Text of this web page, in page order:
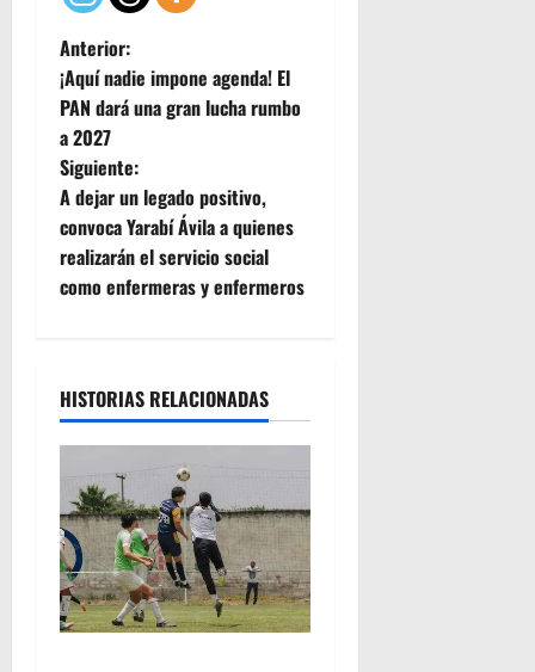
N
a
v
e
g
a
i
ó
n
d
e
Anterior:
¡Aquí nadie impone agenda! El
PAN dará una gran lucha rumbo
a 2027
Siguiente:
A dejar un legado positivo,
convoca Yarabí Ávila a quienes
realizarán el servicio social
como enfermeras y enfermeros
HISTORIAS RELACIONADAS